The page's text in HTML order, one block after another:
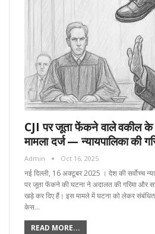
CJI पर जूता फेंकने वाले वकील के
मामला दर्ज — न्यायपालिका की
Admin Oct 16, 2025
नई दिल्ली, 16 अक्टूबर 2025 । देश की सर्वोच्च
पर जूता फेंकने की घटना ने अदालत की गरिमा और
खड़े कर दिए हैं। इस मामले में घटना को लेकर
केस…
READ MORE...